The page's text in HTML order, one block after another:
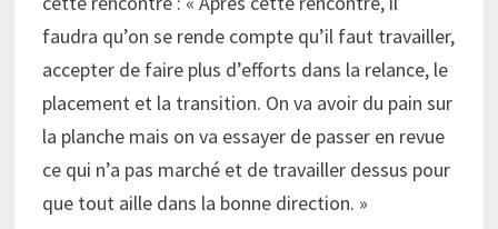
faudra qu’on se rende compte qu’il faut travailler,
accepter de faire plus d’efforts dans la relance, le
placement et la transition. On va avoir du pain sur
la planche mais on va essayer de passer en revue
ce qui n’a pas marché et de travailler dessus pour
que tout aille dans la bonne direction. »